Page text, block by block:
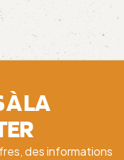
À LA
des informations